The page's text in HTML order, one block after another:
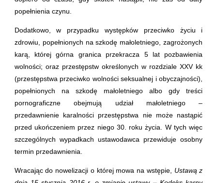
popełnienia czynu.
Dodatkowo, w przypadku występków przeciwko życiu i
zdrowiu, popełnionych na szkodę małoletniego, zagrożonych
karą, której górna granica przekracza 5 lat pozbawienia
wolności; oraz przestępstw określonych w rozdziale XXV kk
(przestępstwa przeciwko wolności seksualnej i obyczajności),
popełnionych na szkodę małoletniego albo gdy treści
pornograficzne obejmują udział małoletniego –
przedawnienie karalności przestępstwa nie może nastąpić
przed ukończeniem przez niego 30. roku życia. W tych więc
szczególnych wypadkach ustawodawca przewiduje osobny
termin przedawnienia.
Wracając do nowelizacji o której mowa na wstępie,
Ustawą z